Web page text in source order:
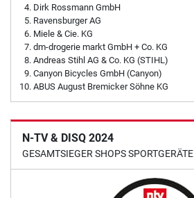
Dirk Rossmann GmbH
Ravensburger AG
Miele & Cie. KG
dm-drogerie markt GmbH + Co. KG
Andreas Stihl AG & Co. KG (STIHL)
Canyon Bicycles GmbH (Canyon)
ABUS August Bremicker Söhne KG
N-TV & DISQ 2024
GESAMTSIEGER SHOPS SPORTGERÄTE